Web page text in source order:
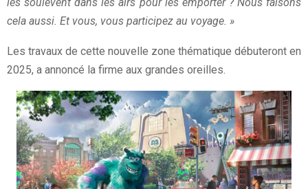
cela aussi. Et vous, vous participez au voyage. »
Les travaux de cette nouvelle zone thématique débuteront en
2025, a annoncé la firme aux grandes oreilles.